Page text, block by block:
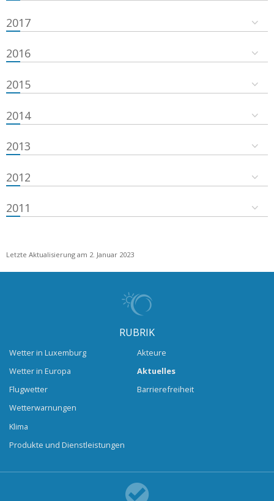
2017
2016
2015
2014
2013
2012
2011
Letzte Aktualisierung am 2. Januar 2023
RUBRIK
Wetter in Luxemburg
Wetter in Europa
Flugwetter
Wetterwarnungen
Klima
Produkte und Dienstleistungen
Akteure
Aktuelles
Barrierefreiheit